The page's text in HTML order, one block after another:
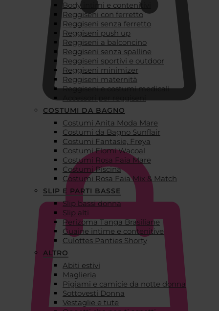
Body intimi e contenitivi
Reggiseni con ferretto
Reggiseni senza ferretto
Reggiseni push up
Reggiseni a balconcino
Reggiseni senza spalline
Reggiseni sportivi e outdoor
Reggiseni minimizer
Reggiseni maternità
Reggiseni e costumi medicali
Accessori per reggiseni
COSTUMI DA BAGNO
Costumi Anita Moda Mare
Costumi da Bagno Sunflair
Costumi Fantasie, Freya
Costumi Elomi Wacoal
Costumi Rosa Faia Mare
Costumi Piscina
Costumi Rosa Faia Mix & Match
SLIP E PARTI BASSE
Slip bassi donna
Slip alti
Perizoma Tanga Brasiliane
Guaine intime e contenitive
Culottes Panties Shorty
ALTRO
Abiti estivi
Maglieria
Pigiami e camicie da notte donna
Sottovesti Donna
Vestaglie e tute